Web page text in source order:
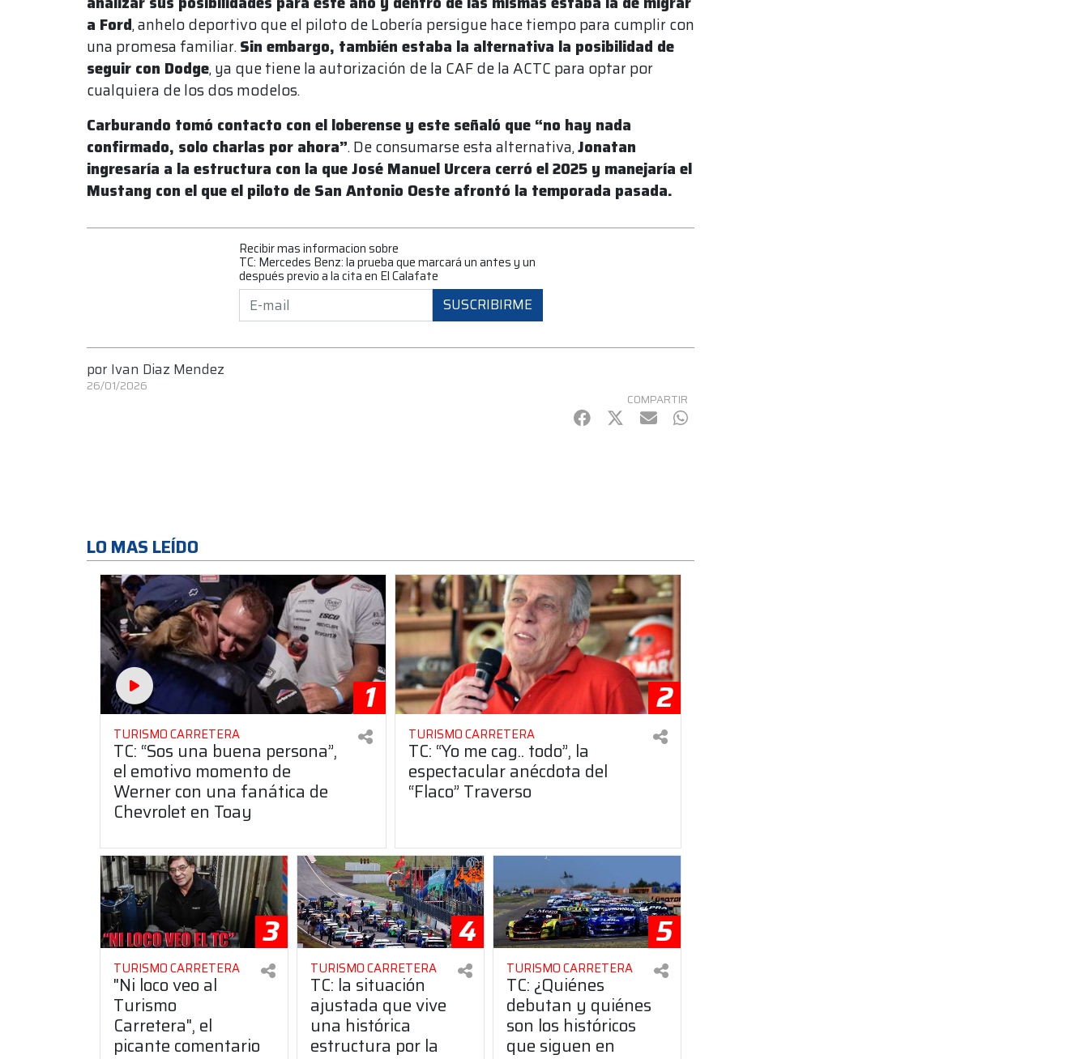
a Ford, anhelo deportivo que el piloto de Lobería persigue hace tiempo para cumplir con
una promesa familiar.Sin embargo, también estaba la alternativa la posibilidad de
seguir con Dodge, ya que tiene la autorización de la CAF de la ACTC para optar por
cualquiera de los dos modelos.
Carburando tomó contacto con el loberense y este señaló que “no hay nada
confirmado, solo charlas por ahora”. De consumarse esta alternativa,Jonatan
ingresaría a la estructura con la que José Manuel Urcera cerró el 2025 y manejaría el
Mustang con el que el piloto de San Antonio Oeste afrontó la temporada pasada.
Recibir mas informacion sobre
TC: Mercedes Benz: la prueba que marcará un antes y un
después previo a la cita en El Calafate
SUSCRIBIRME
por Ivan Diaz Mendez
26/01/2026
COMPARTIR
Facebook
Twitter
mail WhatsApp
LO MAS LEÍDO
1
TURISMO CARRETERA
TC: “Sos una buena persona”,
el emotivo momento de
Werner con una fanática de
Chevrolet en Toay
2
TURISMO CARRETERA
TC: “Yo me cag.. todo”, la
espectacular anécdota del
“Flaco” Traverso
3
TURISMO CARRETERA
"Ni loco veo al
Turismo
Carretera", el
picante comentario
4
TURISMO CARRETERA
TC: la situación
ajustada que vive
una histórica
estructura por la
5
TURISMO CARRETERA
TC: ¿Quiénes
debutan y quiénes
son los históricos
que siguen en